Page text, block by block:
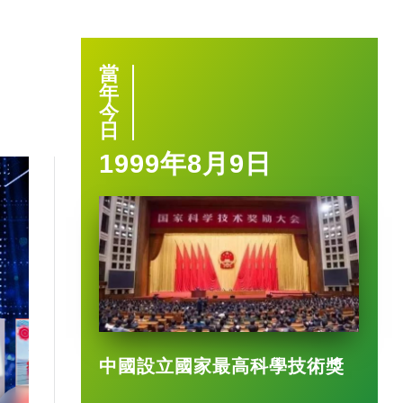
1:40
當
年
今
日
1999年8月9日
中國設立國家最高科學技術獎